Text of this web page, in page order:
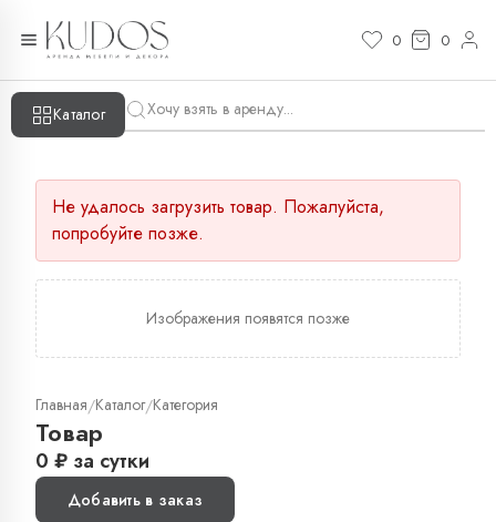
0 0
Каталог
Не удалось загрузить товар. Пожалуйста,
попробуйте позже.
Изображения появятся позже
Главная/Каталог/Категория
Товар
0 ₽ за сутки
Добавить в заказ